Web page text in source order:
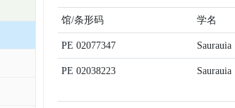
馆/条形码 学名
PE 02077347 Saurauia
PE 02038223 Saurauia